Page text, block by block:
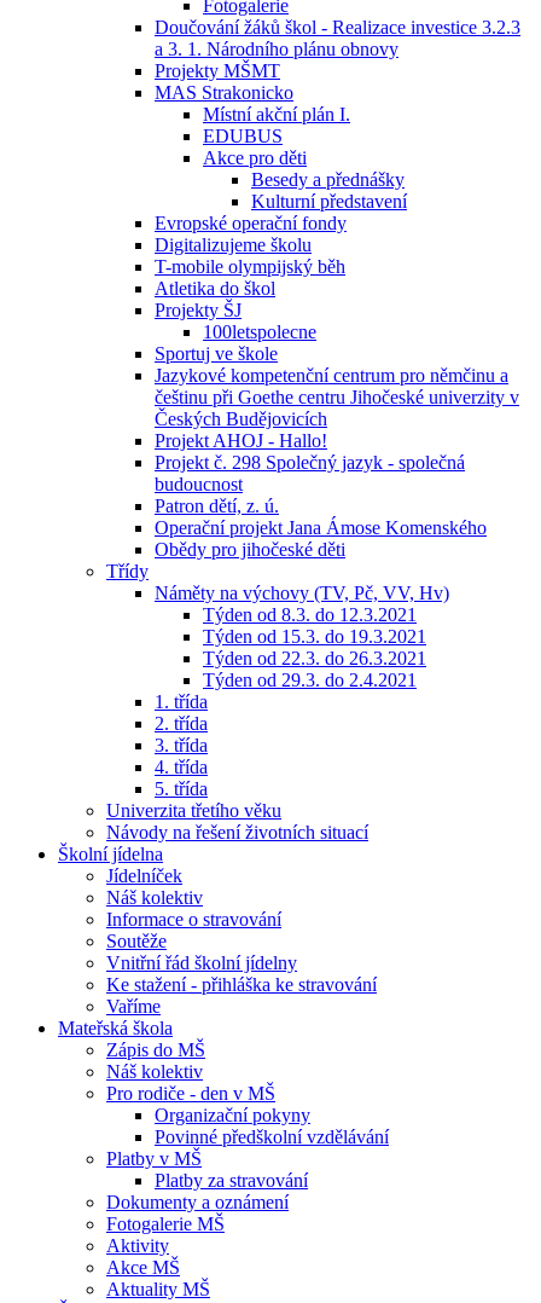
Fotogalerie
Doučování žáků škol - Realizace investice 3.2.3
a 3. 1. Národního plánu obnovy
Projekty MŠMT
MAS Strakonicko
Místní akční plán I.
EDUBUS
Akce pro děti
Besedy a přednášky
Kulturní představení
Evropské operační fondy
Digitalizujeme školu
T-mobile olympijský běh
Atletika do škol
Projekty ŠJ
100letspolecne
Sportuj ve škole
Jazykové kompetenční centrum pro němčinu a
češtinu při Goethe centru Jihočeské univerzity v
Českých Budějovicích
Projekt AHOJ - Hallo!
Projekt č. 298 Společný jazyk - společná
budoucnost
Patron dětí, z. ú.
Operační projekt Jana Ámose Komenského
Obědy pro jihočeské děti
Třídy
Náměty na výchovy (TV, Pč, VV, Hv)
Týden od 8.3. do 12.3.2021
Týden od 15.3. do 19.3.2021
Týden od 22.3. do 26.3.2021
Týden od 29.3. do 2.4.2021
1. třída
2. třída
3. třída
4. třída
5. třída
Univerzita třetího věku
Návody na řešení životních situací
Školní jídelna
Jídelníček
Náš kolektiv
Informace o stravování
Soutěže
Vnitřní řád školní jídelny
Ke stažení - přihláška ke stravování
Vaříme
Mateřská škola
Zápis do MŠ
Náš kolektiv
Pro rodiče - den v MŠ
Organizační pokyny
Povinné předškolní vzdělávání
Platby v MŠ
Platby za stravování
Dokumenty a oznámení
Fotogalerie MŠ
Aktivity
Akce MŠ
Aktuality MŠ